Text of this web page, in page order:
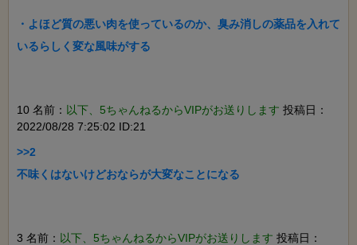
・よほど質の悪い肉を使っているのか、臭み消しの薬品を入れて
いるらしく変な風味がする
10 名前： 以下、5ちゃんねるからVIPがお送りします 投稿日：
2022/08/28 7:25:02 ID:21
>>2
不味くはないけどおならが大変なことになる
3 名前： 以下、5ちゃんねるからVIPがお送りします 投稿日：